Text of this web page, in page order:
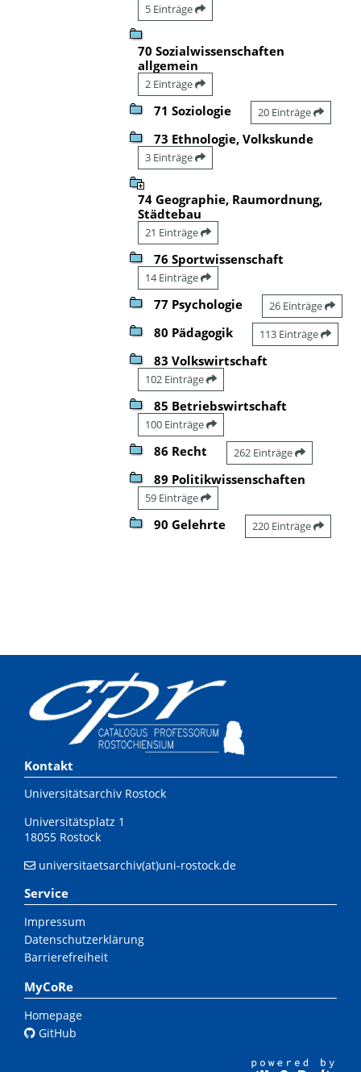
5 Einträge
70 Sozialwissenschaften
allgemein
2 Einträge
71 Soziologie 20 Einträge
73 Ethnologie, Volkskunde
3 Einträge
74 Geographie, Raumordnung,
Städtebau
21 Einträge
76 Sportwissenschaft
14 Einträge
77 Psychologie 26 Einträge
80 Pädagogik 113 Einträge
83 Volkswirtschaft
102 Einträge
85 Betriebswirtschaft
100 Einträge
86 Recht 262 Einträge
89 Politikwissenschaften
59 Einträge
90 Gelehrte 220 Einträge
Kontakt
Universitätsarchiv Rostock
Universitätsplatz 1
18055 Rostock
universitaetsarchiv(at)uni-rostock.de
Service
Impressum
Datenschutzerklärung
Barrierefreiheit
MyCoRe
Homepage
GitHub